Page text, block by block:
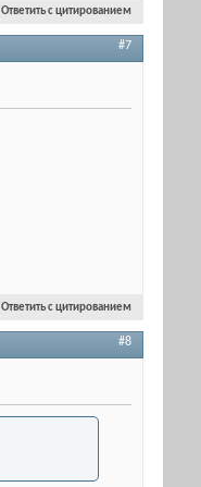
Ответить с цитированием
#7
Ответить с цитированием
#8